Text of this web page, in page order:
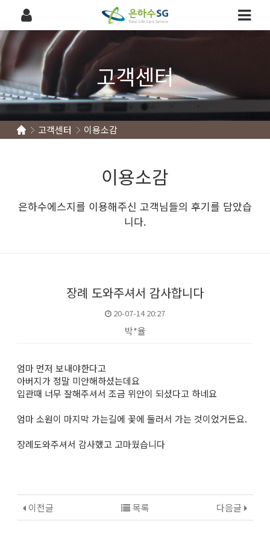
고객센터
고객센터 이용소감
이용소감
은하수에스지를 이용해주신 고객님들의 후기를 담았습
니다.
장례 도와주셔서 감사합니다
20-07-14 20:27
박*율
본문
엄마 먼저 보내야한다고
아버지가 정말 미안해하셨는데요
입관때 너무 잘해주셔서 조금 위안이 되셨다고 하네요
엄마 소원이 마지막 가는길에 꽃에 둘러서 가는 것이었거든요.
장례도와주셔서 감사했고 고마웠습니다
이전글 다음글
목록